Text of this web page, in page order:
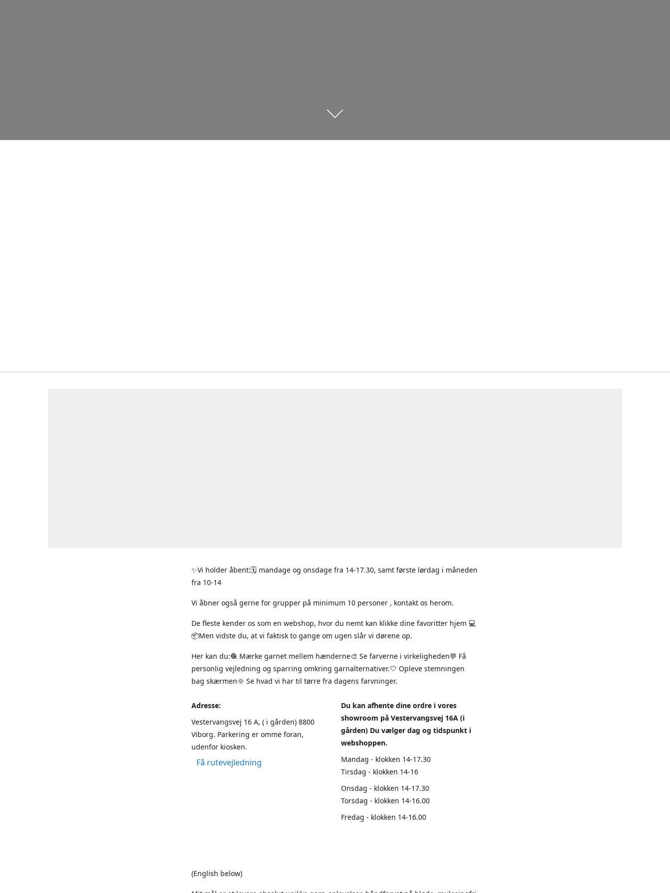
✨Vi holder åbent:🗓 mandage og onsdage fra 14-17.30, samt første lørdag i måneden
fra 10-14
Vi åbner også gerne for grupper på minimum 10 personer , kontakt os herom.
De fleste kender os som en webshop, hvor du nemt kan klikke dine favoritter hjem 💻
📦Men vidste du, at vi faktisk to gange om ugen slår vi dørene op.
Her kan du:🧶 Mærke garnet mellem hænderne🎨 Se farverne i virkeligheden💬 Få
personlig vejledning og sparring omkring garnalternativer.🤍 Opleve stemningen
bag skærmen🌞 Se hvad vi har til tørre fra dagens farvninger.
Adresse:
Vestervangsvej 16 A, ( i gården) 8800
Viborg. Parkering er omme foran,
udenfor kiosken.
Få rutevejledning
Du kan afhente dine ordre i vores
showroom på Vestervangsvej 16A (i
gården) Du vælger dag og tidspunkt i
webshoppen.
Mandag - klokken 14-17.30
Tirsdag - klokken 14-16
Onsdag - klokken 14-17.30
Torsdag - klokken 14-16.00
Fredag - klokken 14-16.00
(English below)